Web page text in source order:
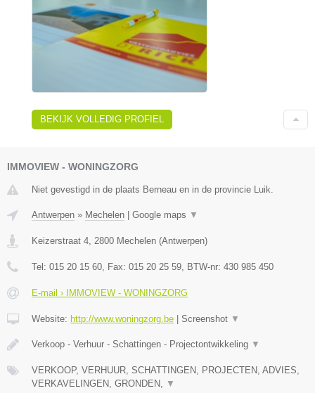
BEKIJK VOLLEDIG PROFIEL
IMMOVIEW - WONINGZORG
Niet gevestigd in de plaats Berneau en in de provincie Luik.
Antwerpen » Mechelen | Google maps ▼
Keizerstraat 4 2800 Mechelen (Antwerpen)
Tel: 015 20 15 60 , Fax: 015 20 25 59 , BTW-nr: 430 985 450
E-mail › IMMOVIEW - WONINGZORG
Website: http://www.woningzorg.be | Screenshot ▼
Verkoop - Verhuur - Schattingen - Projectontwikkeling ▼
VERKOOP, VERHUUR, SCHATTINGEN, PROJECTEN, ADVIES,
VERKAVELINGEN, GRONDEN,
▼